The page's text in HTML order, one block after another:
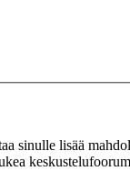
sinulle lisää